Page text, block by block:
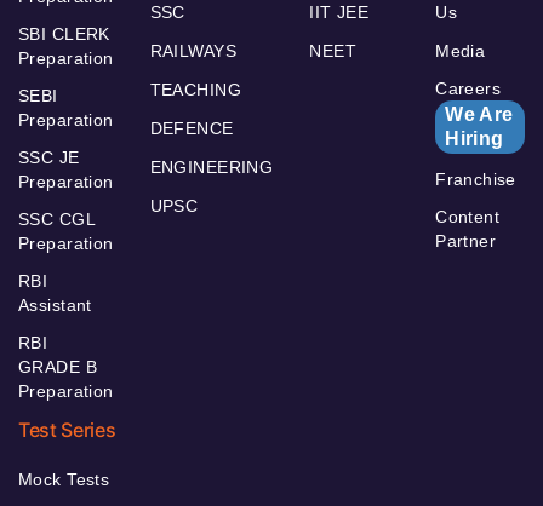
SBI CLERK
Preparation
SEBI
Preparation
SSC JE
Preparation
SSC CGL
Preparation
RBI
Assistant
RBI
GRADE B
Preparation
SSC
RAILWAYS
TEACHING
DEFENCE
ENGINEERING
UPSC
IIT JEE
NEET
Us
Media
Careers
We Are
Hiring
Franchise
Content
Partner
Test Series
Mock Tests